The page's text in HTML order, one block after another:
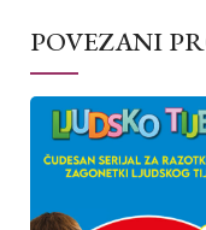
POVEZANI